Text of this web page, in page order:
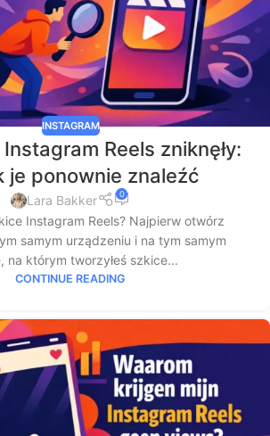
INSTAGRAM
Reels zniknęły:
je ponownie znaleźć
Lara Bakker 0
Instagram Reels? Najpierw otwórz
samym urządzeniu i na tym samym
na którym tworzyłeś szkice...
CONTINUE READING